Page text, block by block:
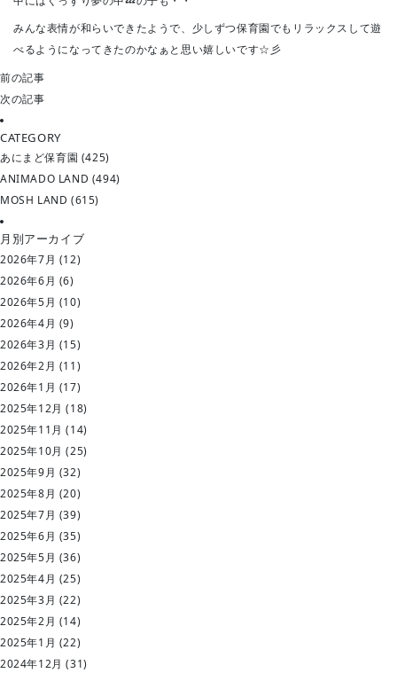
みんな表情が和らいできたようで、少しずつ保育園でもリラックスして遊
べるようになってきたのかなぁと思い嬉しいです☆彡
前の記事
次の記事
CATEGORY
あにまど保育園 (425)
ANIMADO LAND (494)
MOSH LAND (615)
月別アーカイブ
2026年7月 (12)
2026年6月 (6)
2026年5月 (10)
2026年4月 (9)
2026年3月 (15)
2026年2月 (11)
2026年1月 (17)
2025年12月 (18)
2025年11月 (14)
2025年10月 (25)
2025年9月 (32)
2025年8月 (20)
2025年7月 (39)
2025年6月 (35)
2025年5月 (36)
2025年4月 (25)
2025年3月 (22)
2025年2月 (14)
2025年1月 (22)
2024年12月 (31)